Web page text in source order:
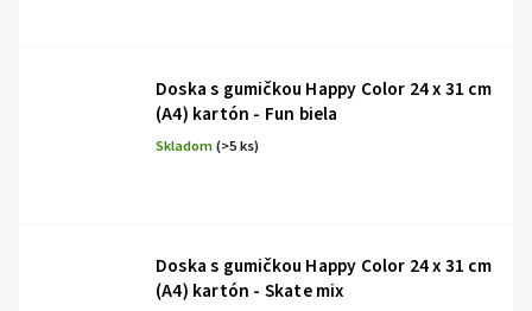
Doska s gumičkou Happy Color 24 x 31 cm
(A4) kartón - Fun biela
Skladom(>5 ks)
Doska s gumičkou Happy Color 24 x 31 cm
(A4) kartón - Skate mix